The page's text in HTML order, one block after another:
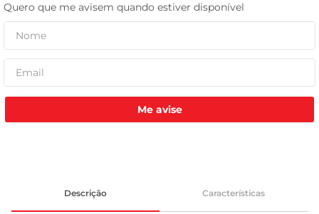
Me avise
Descrição Características
leite pó